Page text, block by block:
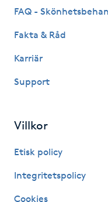
Gelenaglar
Gellack
Gravidmassage
Gruppträning
FAQ -
Fakta & Råd
Karriär
Support
Villkor
Etisk policy
Integritetspolicy
Cookies